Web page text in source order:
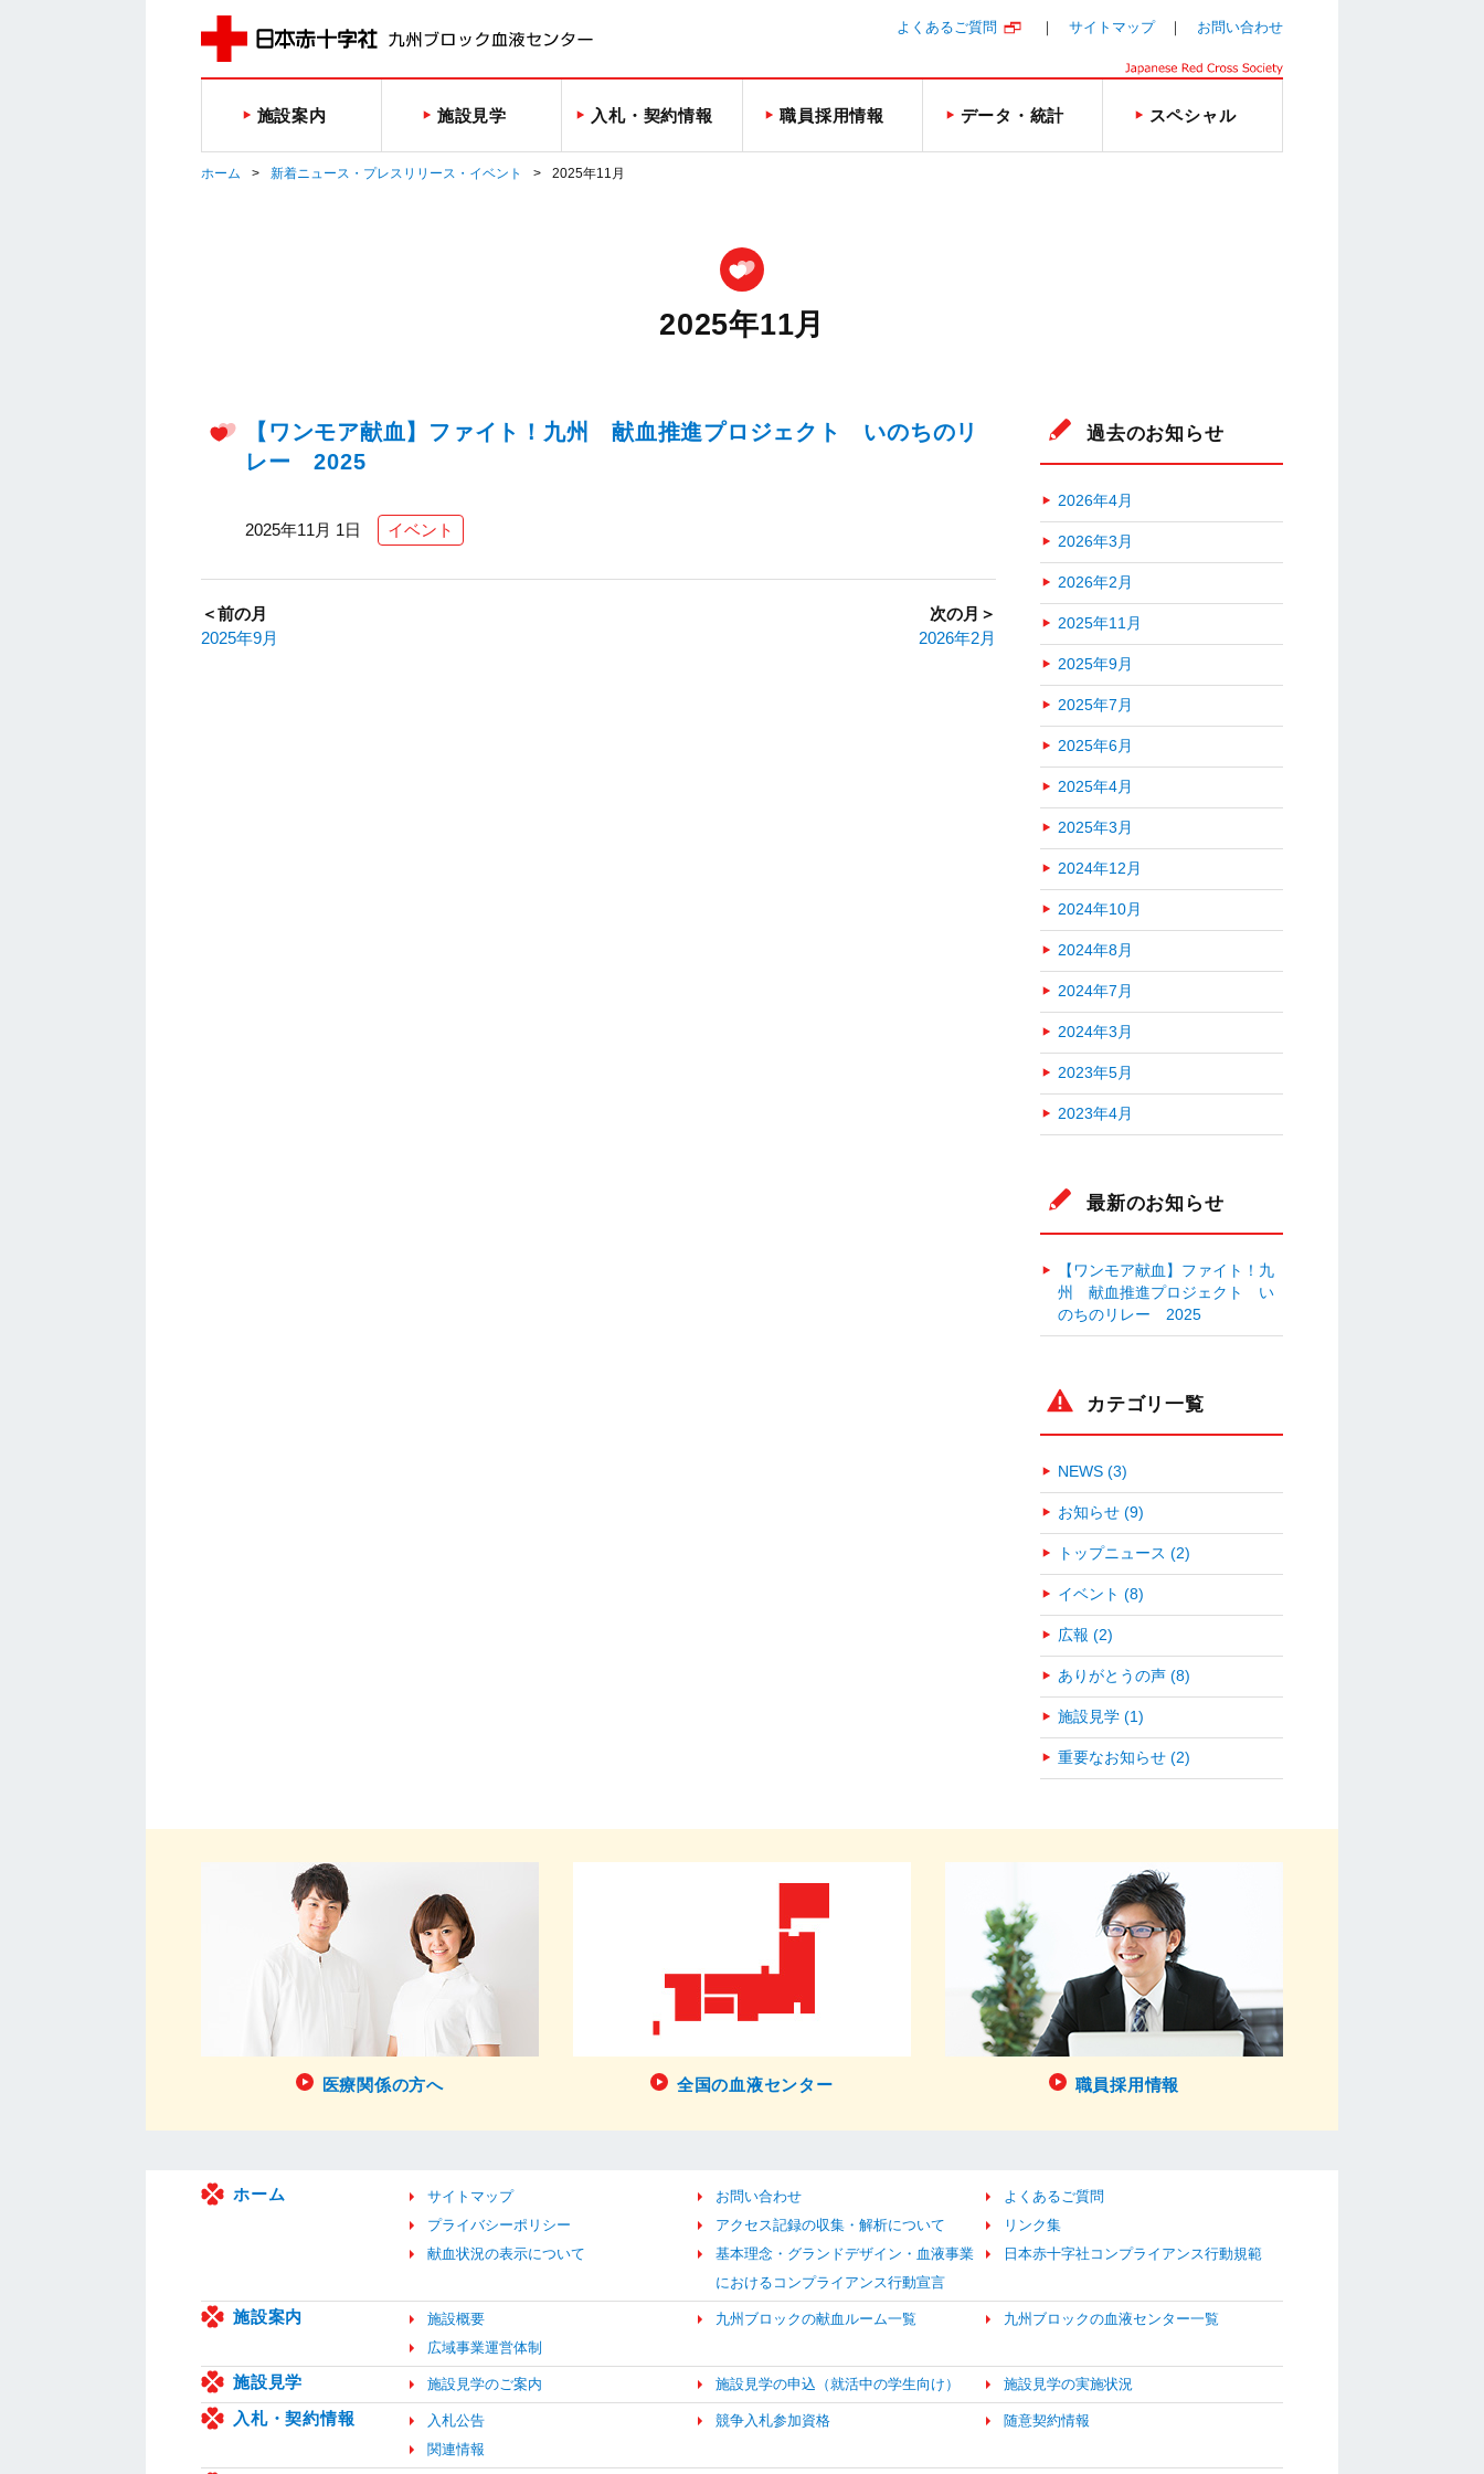
よくあるご質問 サイトマップ お問い合わせ
施設案内 施設見学 入札・契約情報 職員採用情報 データ・統計 スペシャル
ホーム 新着ニュース・プレスリリース・イベント 2025年11月
2025年11月
【ワンモア献血】ファイト！九州 献血推進プロジェクト いのちのリ
レー 2025
2025年11月 1日 イベント
＜前の月
2025年9月
次の月＞
2026年2月
過去のお知らせ
2026年4月
2026年3月
2026年2月
2025年11月
2025年9月
2025年7月
2025年6月
2025年4月
2025年3月
2024年12月
2024年10月
2024年8月
2024年7月
2024年3月
2023年5月
2023年4月
最新のお知らせ
【ワンモア献血】ファイト！九
州 献血推進プロジェクト い
のちのリレー 2025
カテゴリ一覧
NEWS (3)
お知らせ (9)
トップニュース (2)
イベント (8)
広報 (2)
ありがとうの声 (8)
施設見学 (1)
重要なお知らせ (2)
医療関係の方へ 全国の血液センター 職員採用情報
ホーム サイトマップ お問い合わせ
よくあるご質問
プライバシーポリシー
アクセス記録の収集・解析について
リンク集
献血状況の表示について
基本理念・グランドデザイン・血液事業
におけるコンプライアンス行動宣言
日本赤十字社コンプライアンス行動規範
施設案内 施設概要 九州ブロックの献血ルーム一覧
九州ブロックの血液センター一覧
広域事業運営体制
施設見学 施設見学のご案内 施設見学の申込（就活中の学生向け） 施設見学の実施状況
入札・契約情報 入札公告 競争入札参加資格
随意契約情報
関連情報